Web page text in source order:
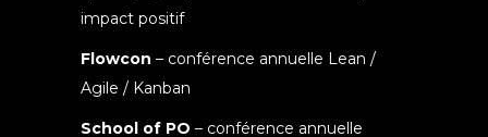
impact positif
Flowcon – conférence annuelle Lean /
Agile / Kanban
School of PO – conférence annuelle